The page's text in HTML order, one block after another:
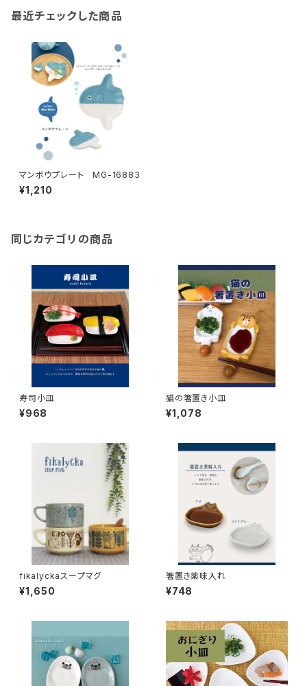
最近チェックした商品
マンボウプレート MG-16883
¥1,210
同じカテゴリの商品
寿司小皿
¥968
猫の箸置き小皿
¥1,078
fikalyckaスープマグ
¥1,650
箸置き薬味入れ
¥748